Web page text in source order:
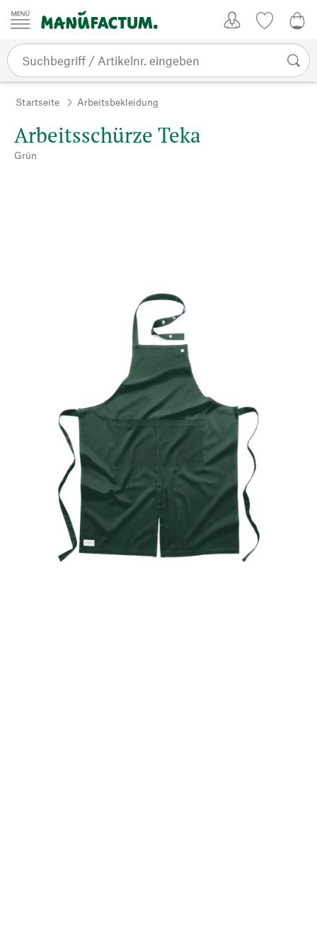
Zum Inhalt springen
Startseite Arbeitsbekleidung
Arbeitsschürze Teka
Grün